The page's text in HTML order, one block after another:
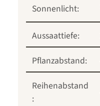
Sonnenlicht:
Aussaattiefe:
Pflanzabstand:
Reihenabstand
: